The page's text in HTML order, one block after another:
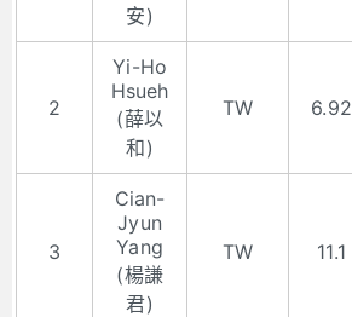
安)
2
Yi-Ho
Hsueh
(薛以
和)
TW 6.92
3
Cian-
Jyun
Yang
(楊謙
君)
TW 11.1